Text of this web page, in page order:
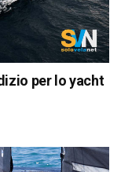
per lo yacht